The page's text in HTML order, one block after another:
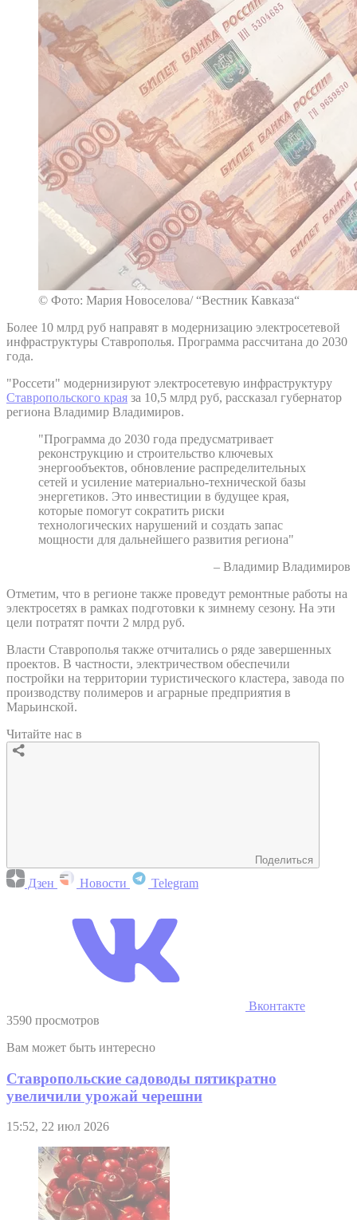
© Фото: Мария Новоселова/ “Вестник Кавказа“
Более 10 млрд руб направят в модернизацию электросетевой
инфраструктуры Ставрополья. Программа рассчитана до 2030
года.
"Россети" модернизируют электросетевую инфраструктуру
Ставропольского края за 10,5 млрд руб, рассказал губернатор
региона Владимир Владимиров.
"Программа до 2030 года предусматривает
реконструкцию и строительство ключевых
энергообъектов, обновление распределительных
сетей и усиление материально-технической базы
энергетиков. Это инвестиции в будущее края,
которые помогут сократить риски
технологических нарушений и создать запас
мощности для дальнейшего развития региона"
– Владимир Владимиров
Отметим, что в регионе также проведут ремонтные работы на
электросетях в рамках подготовки к зимнему сезону. На эти
цели потратят почти 2 млрд руб.
Власти Ставрополья также отчитались о ряде завершенных
проектов. В частности, электричеством обеспечили
постройки на территории туристического кластера, завода по
производству полимеров и аграрные предприятия в
Марьинской.
Читайте нас в
Поделиться
Дзен Новости Telegram
Вконтакте
3590 просмотров
Вам может быть интересно
Ставропольские садоводы пятикратно
увеличили урожай черешни
15:52, 22 июл 2026